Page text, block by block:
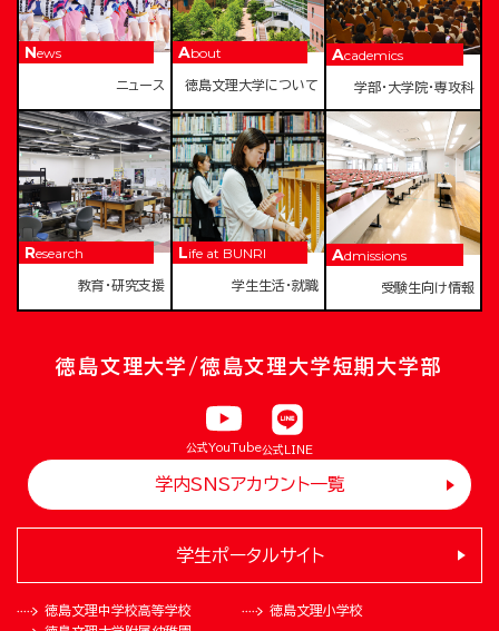
News
ニュース
About
徳島文理大学について
Academics
学部・大学院・専攻科
Research
教育・研究支援
Life at BUNRI
学生生活・就職
Admissions
受験生向け情報
徳島文理大学/徳島文理大学短期大学部
公式YouTube公式LINE
学内SNSアカウント一覧
徳島文理中学校高等学校
徳島文理小学校
学生ポータルサイト